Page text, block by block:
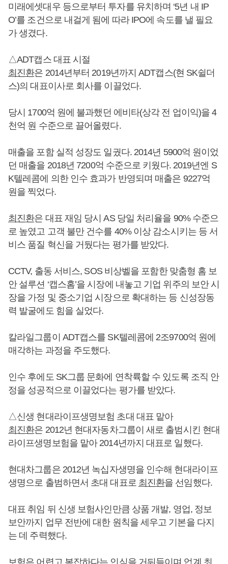
미래에셋대우 등으로부터 투자를 유치하며 ‘5년 내 IP
O’를 조건으로 내걸게 됨에 따라 IPO에 속도를 낼 필요
가 생겼다.
△ADT캡스 대표 시절
최진환은 2014년부터 2019년까지 ADT캡스(현 SK쉴더
스)의 대표이사로 회사를 이끌었다.
당시 1700억 원에 불과했던 에비타(상각 전 업이익)을 4
천억 원 수준으로 끌어올렸다.
매출을 포함 실적 성장도 일궜다. 2014년 5900억 원이었
던 매출을 2018년 7200억 수준으로 키웠다. 2019년엔 S
K텔레콤에 의한 인수 효과가 반영되며 매출은 9227억
원을 찍었다.
최진환은 대표 재임 당시 AS 당일 처리율을 90% 수준으
로 높였고 고객 불만 건수를 40% 이상 감소시키는 등 서
비스 품질 혁신을 거뒀다는 평가를 받았다.
CCTV, 출동 서비스, SOS 비상벨을 포함한 맞춤형 홈 보
안 설루션 ‘캡스홈’을 시장에 내놓고 기업 위주의 보안 시
장을 가정 및 중소기업 시장으로 확대하는 등 신성장동
력 발굴에도 힘을 실었다.
칼라일그룹이 ADT캡스를 SK텔레콤에 2조9700억 원에
매각하는 과정을 주도했다.
인수 후에도 SK그룹 문화에 연착륙할 수 있도록 조직 안
정을 성공적으로 이끌었다는 평가를 받았다.
△신생 현대라이프생명보험 초대 대표 맡아
최진환은 2012년 현대자동차그룹이 새로 출범시킨 현대
라이프생명보험을 맡아 2014년까지 대표로 일했다.
현대차그룹은 2012년 녹십자생명을 인수해 현대라이프
생명으로 출범하면서 초대 대표로 최진환을 선임했다.
대표 취임 뒤 신생 보험사인만큼 상품 개발, 영업, 정보
보안까지 업무 전반에 대한 원칙을 세우고 기본을 다지
는 데 주력했다.